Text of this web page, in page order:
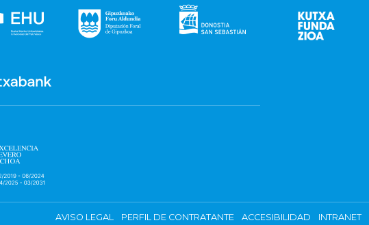
AVISO LEGAL PERFIL DE CONTRATANTE ACCESIBILIDAD INTRANET